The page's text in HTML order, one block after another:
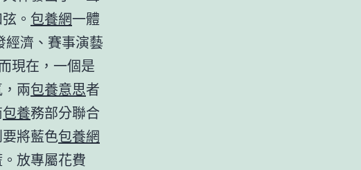
。 包養網一體
經濟、賽事演藝
現在，一個是
兩包養意思者
包養務部分聯合
將藍色包養網
放專屬花費